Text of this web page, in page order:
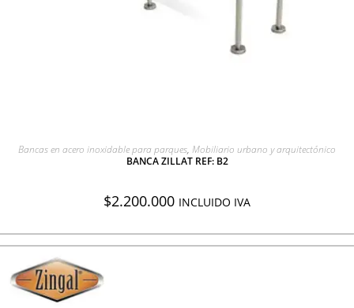
AGREGAR A COTIZACIÓN
Bancas en acero inoxidable para parques, Mobiliario urbano y arquitectónico
BANCA ZILLAT REF: B2
$2.200.000 INCLUIDO IVA